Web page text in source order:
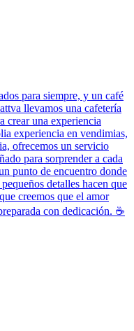
para siempre, y un café
llevamos una cafetería
crear una experiencia
experiencia en vendimias,
ofrecemos un servicio
para sorprender a cada
punto de encuentro donde
detalles hacen que
creemos que el amor
con dedicación. ☕